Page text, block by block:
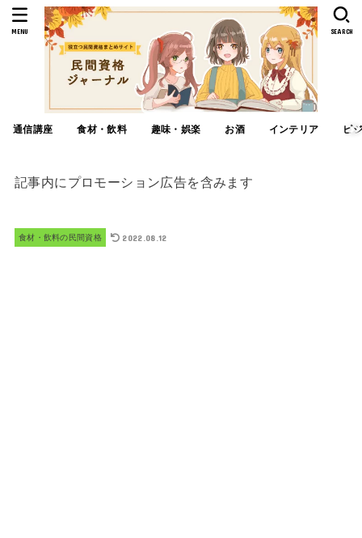
通信講座 食材・飲料 趣味・娯楽 お酒 インテリア ビ
SEARCH
MENU
記事内にプロモーション広告を含みます
食材・飲料の民間資格 2022.08.12